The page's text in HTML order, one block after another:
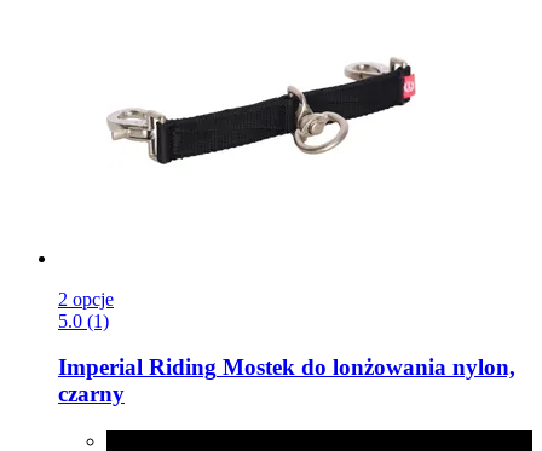
2 opcje
5.0 (1)
Imperial Riding Mostek do lonżowania nylon,
czarny